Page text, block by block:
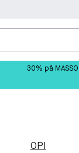
30% på
OPI